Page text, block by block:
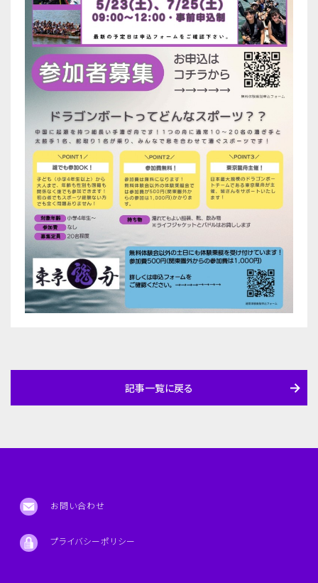
記事一覧に戻る
お問い合わせ
プライバシーポリシー